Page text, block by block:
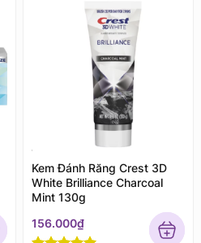
Kem Đánh Răng Crest 3D
White Brilliance Charcoal
Mint 130g
156.000₫